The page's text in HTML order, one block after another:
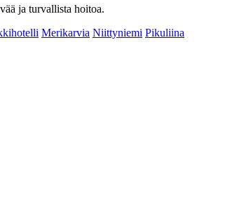
ja turvallista hoitoa.
Merikarvia Niittyniemi Pikuliina